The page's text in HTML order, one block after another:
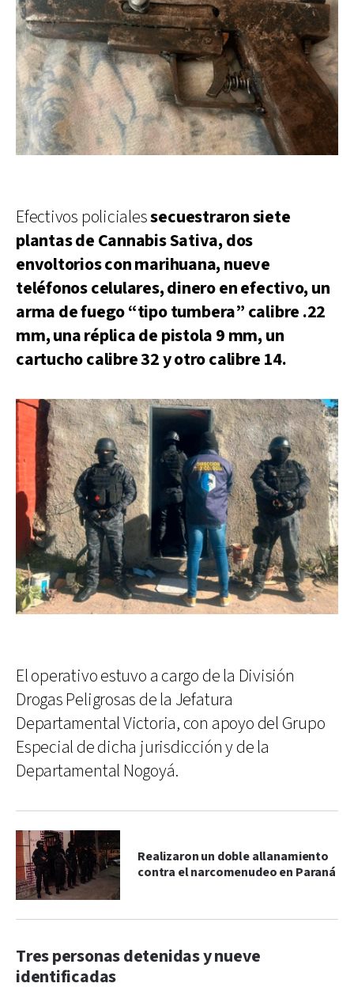
Efectivos policialessecuestraron siete
plantas de Cannabis Sativa, dos
envoltorios con marihuana, nueve
teléfonos celulares, dinero en efectivo, un
arma de fuego “tipo tumbera” calibre .22
mm, una réplica de pistola 9 mm, un
cartucho calibre 32 y otro calibre 14.
El operativo estuvo a cargo de la División
Drogas Peligrosas de la Jefatura
Departamental Victoria, con apoyo del Grupo
Especial de dicha jurisdicción y de la
Departamental Nogoyá.
Realizaron un doble allanamiento
contra el narcomenudeo en Paraná
Tres personas detenidas y nueve
identificadas